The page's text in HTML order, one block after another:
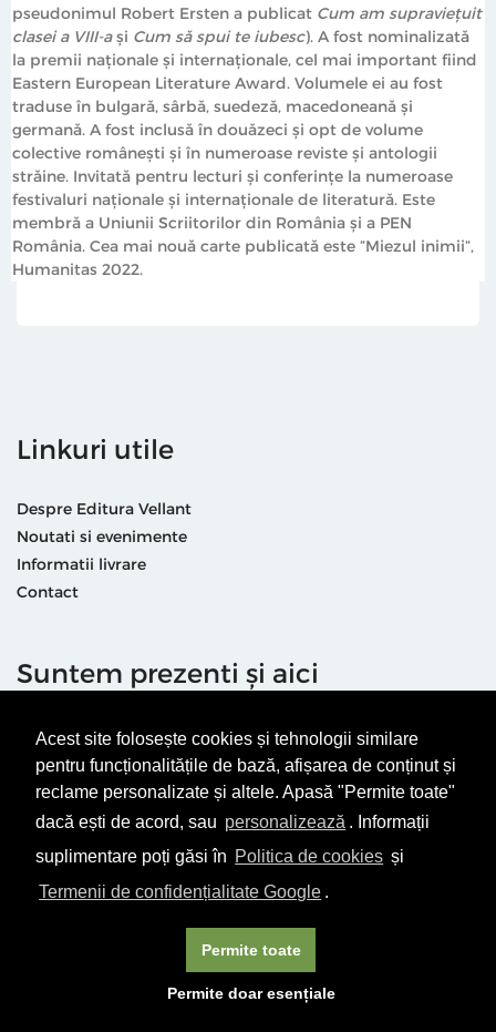
Acest site folosește cookies și tehnologii similare
pentru funcționalitățile de bază, afișarea de conținut și
reclame personalizate și altele. Apasă "Permite toate"
dacă ești de acord, sau personalizează . Informații
suplimentare poți găsi în Politica de cookies și
Termenii de confidențialitate Google .
Permite doar esențiale
Permite toate
pseudonimul Robert Ersten a publicat Cum am supraviețuit
clasei a VIII-ași Cum să spui te iubesc). A fost nominalizată
la premii naționale și internaționale, cel mai important fiind
Eastern European Literature Award. Volumele ei au fost
traduse în bulgară, sârbă, suedeză, macedoneană și
germană. A fost inclusă în douăzeci și opt de volume
colective românești și în numeroase reviste și antologii
străine. Invitată pentru lecturi și conferințe la numeroase
festivaluri naționale și internaționale de literatură. Este
membră a Uniunii Scriitorilor din România și a PEN
România. Cea mai nouă carte publicată este ”Miezul inimii”,
Humanitas 2022.
Linkuri utile
Despre Editura Vellant
Noutati si evenimente
Informatii livrare
Contact
Suntem prezenti și aici
Termeni & condiții
Politică de utilizare cookie-uri
Politică de Confidențialitate
ANPC